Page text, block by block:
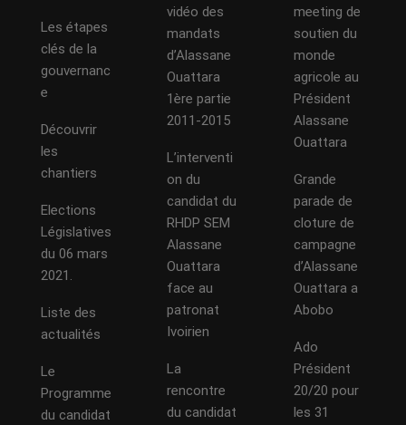
Les étapes
clés de la
gouvernanc
e
Découvrir
les
chantiers
Elections
Législatives
du 06 mars
2021.
Liste des
actualités
Le
Programme
du candidat
vidéo des
mandats
d’Alassane
Ouattara
1ère partie
2011-2015
L’interventi
on du
candidat du
RHDP SEM
Alassane
Ouattara
face au
patronat
Ivoirien
La
rencontre
du candidat
meeting de
soutien du
monde
agricole au
Président
Alassane
Ouattara
Grande
parade de
cloture de
campagne
d’Alassane
Ouattara a
Abobo
Ado
Président
20/20 pour
les 31